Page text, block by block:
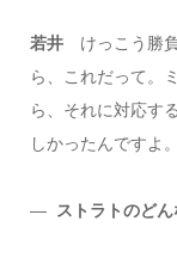
若井 けっこう勝
ら、これだって。
ら、それに対応す
しかったんですよ
― ストラトのど